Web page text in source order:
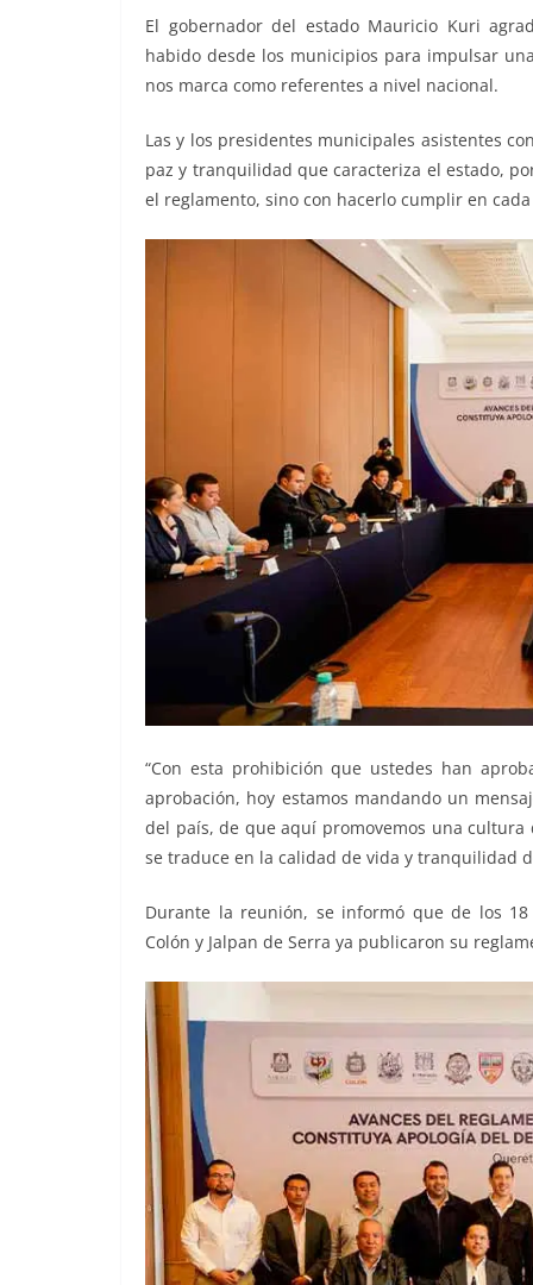
El gobernador del estado Mauricio Kuri
habido desde los municipios para impulsar
nos marca como referentes a nivel nacional.
Las y los presidentes municipales asistentes
paz y tranquilidad que caracteriza el estado,
el reglamento, sino con hacerlo cumplir en
“Con esta prohibición que ustedes han
aprobación, hoy estamos mandando un
del país, de que aquí promovemos una
se traduce en la calidad de vida y tranquilidad
Durante la reunión, se informó que de los 18
Colón y Jalpan de Serra ya publicaron su